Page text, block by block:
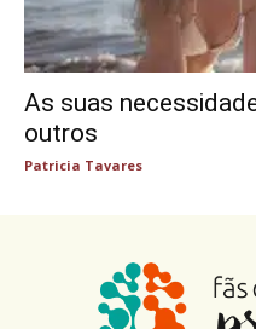
As suas
outros
Patricia Tavares